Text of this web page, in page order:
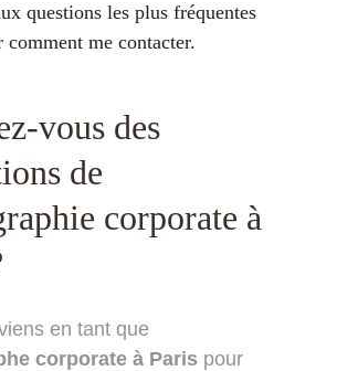
questions les plus fréquentes
comment me contacter.
vous des
de
corporate à
en tant que
corporate à Paris pour